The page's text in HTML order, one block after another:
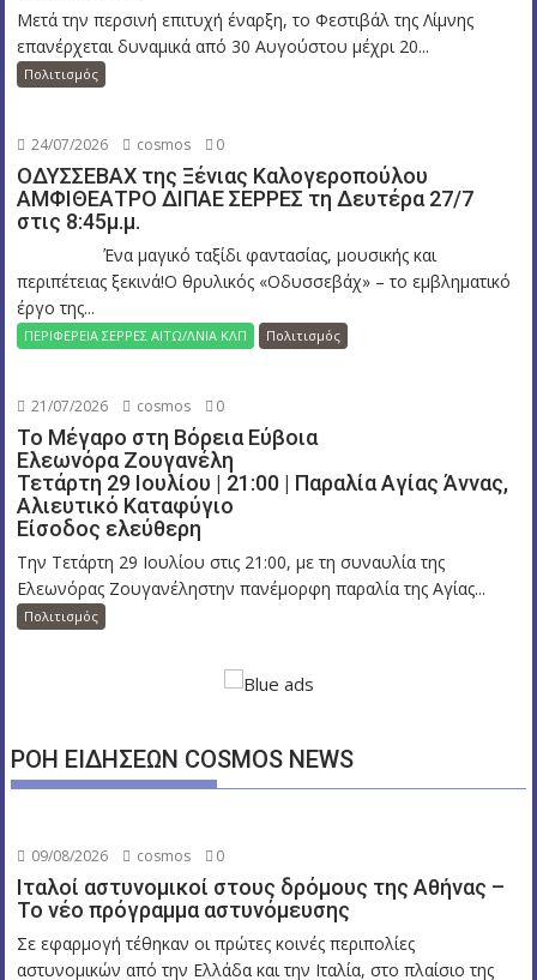
Μετά την περσινή επιτυχή έναρξη, το Φεστιβάλ της Λίμνης
επανέρχεται δυναμικά από 30 Αυγούστου μέχρι 20...
Πολιτισμός
24/07/2026 cosmos 0
ΟΔΥΣΣΕΒΑΧ της Ξένιας Καλογεροπούλου
ΑΜΦΙΘΕΑΤΡΟ ΔΙΠΑΕ ΣΕΡΡΕΣ τη Δευτέρα 27/7
στις 8:45μ.μ.
Ένα μαγικό ταξίδι φαντασίας, μουσικής και
περιπέτειας ξεκινά!Ο θρυλικός «Οδυσσεβάχ» – το εμβληματικό
έργο της...
ΠΕΡΙΦΕΡΕΙΑ ΣΕΡΡΕΣ ΑΙΤΩ/ΛΝΙΑ ΚΛΠ Πολιτισμός
21/07/2026 cosmos 0
Το Μέγαρο στη Βόρεια Εύβοια
Ελεωνόρα Ζουγανέλη
Τετάρτη 29 Ιουλίου | 21:00 | Παραλία Αγίας Άννας,
Αλιευτικό Καταφύγιο
Είσοδος ελεύθερη
Την Τετάρτη 29 Ιουλίου στις 21:00, με τη συναυλία της
Ελεωνόρας Ζουγανέληστην πανέμορφη παραλία της Αγίας...
Πολιτισμός
ΡΟΗ ΕΙΔΗΣΕΩΝ COSMOS NEWS
09/08/2026 cosmos 0
Ιταλοί αστυνομικοί στους δρόμους της Αθήνας –
Το νέο πρόγραμμα αστυνόμευσης
Σε εφαρμογή τέθηκαν οι πρώτες κοινές περιπολίες
αστυνομικών από την Ελλάδα και την Ιταλία, στο πλαίσιο της